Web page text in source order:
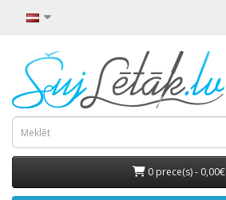
0 prece(s) - 0,00€